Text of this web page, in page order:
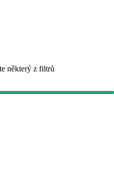
některý z filtrů